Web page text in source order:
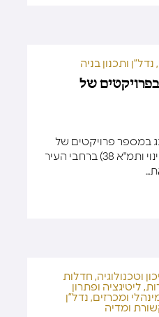
, נדל”ן ותכנון בניה
בפרויקטים של
במספר פרויקטים של
התחדשות עירונית (פינוי בינוי ותמ"א 38) ברחבי העיר
וטכנולוגיה, חדלות
, ליטיגציה ופתרון
ומכרזים, נדל”ן
ומדיה